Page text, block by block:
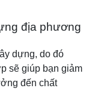
địa phương
dựng, do đó
sẽ giúp bạn giảm
đến chất